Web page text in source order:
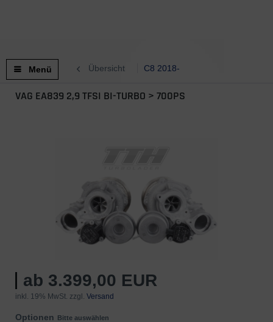
Menü Übersicht C8 2018-
VAG EA839 2,9 TFSI BI-TURBO > 700PS
ab 3.399,00 EUR
inkl. 19% MwSt. zzgl. Versand
Optionen Bitte auswählen